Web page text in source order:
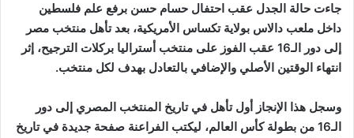
جاءت حالة الجدل عقب احتفال حسام حسن برفع علم فلسطين
داخل ملعب دالاس بولاية تكساس الأمريكية، بعد تأهل منتخب مصر
إلى دور الـ16 عقب الفوز على منتخب أستراليا بركلات الترجيح، إثر
انتهاء الوقتين الأصلي والإضافي بالتعادل بهدف لكل منتخب.
وسجل هذا الإنجاز أول تأهل في تاريخ المنتخب المصري إلى دور
الـ16 من بطولة كأس العالم، ليكتب الفراعنة صفحة جديدة في تاريخ